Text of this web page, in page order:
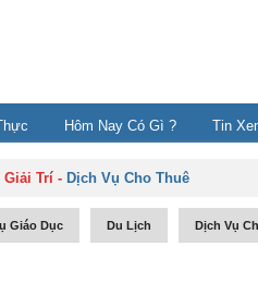
Hôm Nay Có Gì ? Tin
Giải Trí - Dịch Vụ Cho Thuê
Giáo Dục Du Lịch Dịch Vụ